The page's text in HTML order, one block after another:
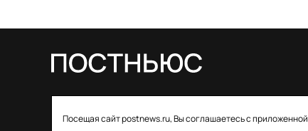
Посещая сайт postnews.ru, Вы соглашаетесь с приложенной
о регистрации СМИ: ЭЛ № ФС 77–85757 от 22 августа